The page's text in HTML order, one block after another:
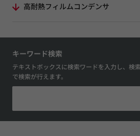
高耐熱フィルムコンデンサ
キーワード検索
テキストボックスに検索ワードを入力し、検
で検索が行えます。